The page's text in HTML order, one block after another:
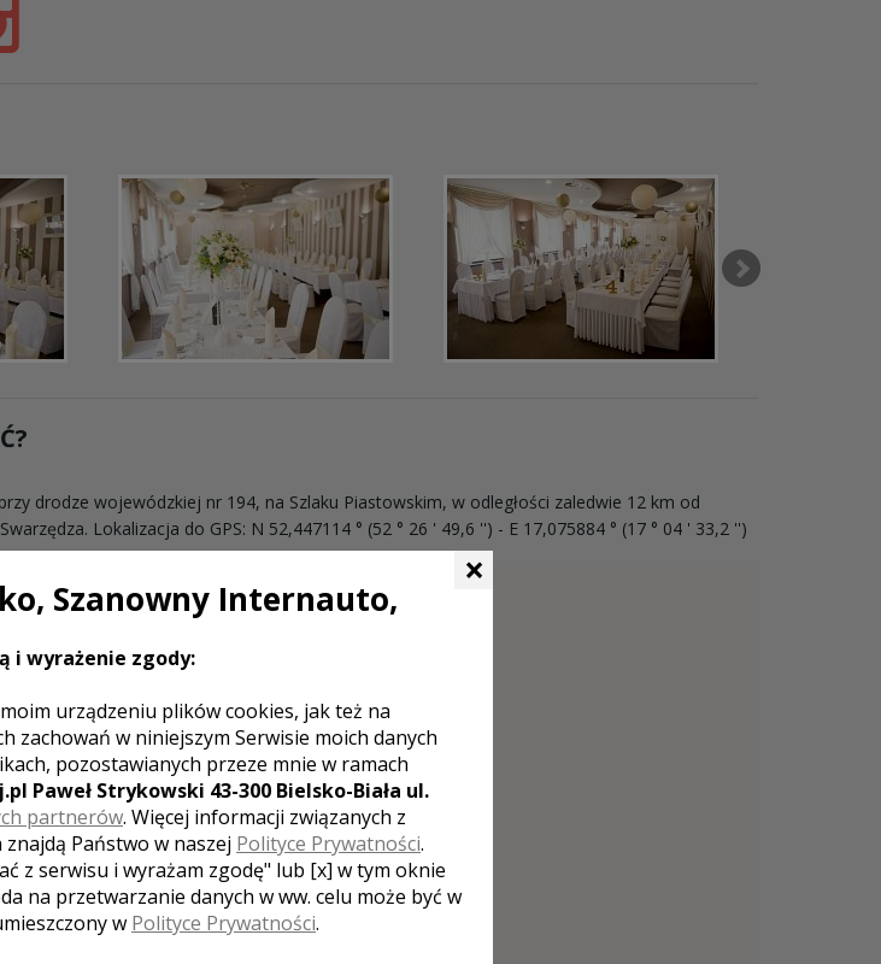
drodze wojewódzkiej nr 194, na Szlaku Piastowskim, w odległości zaledwie 12 km od
Lokalizacja do GPS: N 52,447114 ° (52 ° 26 ' 49,6 '') - E 17,075884 ° (17 ° 04 ' 33,2 '')
×
Szanowny Internauto,
i wyrażenie zgody:
urządzeniu plików cookies, jak też na
zachowań w niniejszym Serwisie moich danych
pozostawianych przeze mnie w ramach
Paweł Strykowski 43-300 Bielsko-Biała ul.
partnerów. Więcej informacji związanych z
Państwo w naszej Polityce Prywatności.
z serwisu i wyrażam zgodę" lub [x] w tym oknie
na przetwarzanie danych w ww. celu może być w
w Polityce Prywatności.